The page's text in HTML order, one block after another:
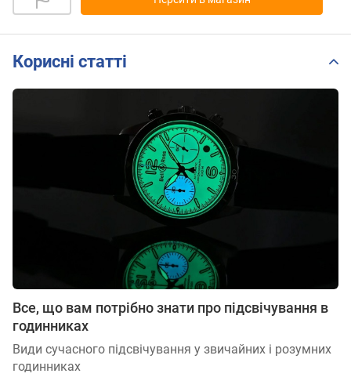
Корисні статті
Все, що вам потрібно знати про підсвічування в
годинниках
Види сучасного підсвічування у звичайних і розумних
годинниках